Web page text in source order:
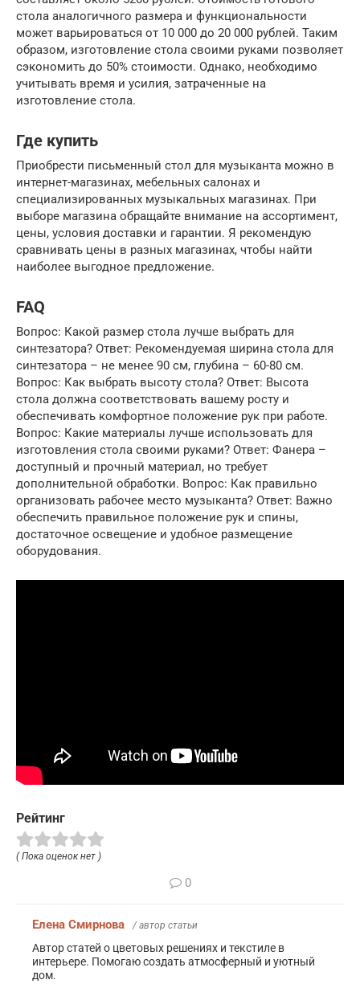
стола аналогичного размера и функциональности
может варьироваться от 10 000 до 20 000 рублей. Таким
образом, изготовление стола своими руками позволяет
сэкономить до 50% стоимости. Однако, необходимо
учитывать время и усилия, затраченные на
изготовление стола.
Где купить
Приобрести письменный стол для музыканта можно в
интернет-магазинах, мебельных салонах и
специализированных музыкальных магазинах. При
выборе магазина обращайте внимание на ассортимент,
цены, условия доставки и гарантии. Я рекомендую
сравнивать цены в разных магазинах, чтобы найти
наиболее выгодное предложение.
FAQ
Вопрос: Какой размер стола лучше выбрать для
синтезатора? Ответ: Рекомендуемая ширина стола для
синтезатора – не менее 90 см, глубина – 60-80 см.
Вопрос: Как выбрать высоту стола? Ответ: Высота
стола должна соответствовать вашему росту и
обеспечивать комфортное положение рук при работе.
Вопрос: Какие материалы лучше использовать для
изготовления стола своими руками? Ответ: Фанера –
доступный и прочный материал, но требует
дополнительной обработки. Вопрос: Как правильно
организовать рабочее место музыканта? Ответ: Важно
обеспечить правильное положение рук и спины,
достаточное освещение и удобное размещение
оборудования.
Рейтинг
( Пока оценок нет )
0
Елена Смирнова / автор статьи
Автор статей о цветовых решениях и текстиле в
интерьере. Помогаю создать атмосферный и уютный
дом.